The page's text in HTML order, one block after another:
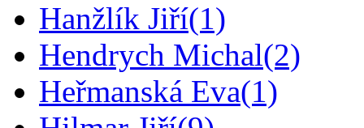
Hanžlík Jiří(1)
Hendrych Michal(2)
Heřmanská Eva(1)